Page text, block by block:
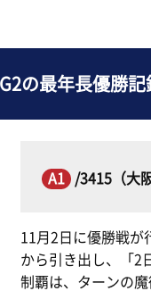
G2の最年長優勝記
A1 /3415（大阪
11月2日に優勝戦が
から引き出し、「2
制覇は、ターンの